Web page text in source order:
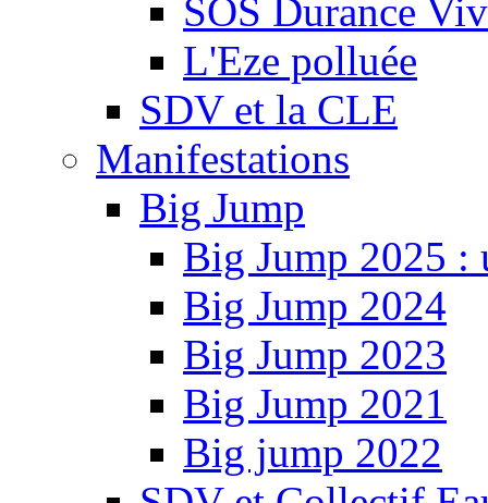
SOS Durance
L'Eze polluée
SDV et la CLE
Manifestations
Big Jump
Big Jump 2025 :
Big Jump 2024
Big Jump 2023
Big Jump 2021
Big jump 2022